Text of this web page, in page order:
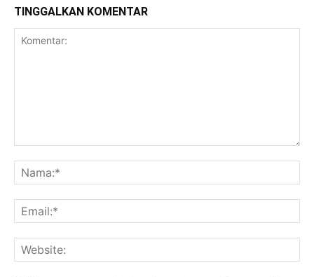
TINGGALKAN KOMENTAR